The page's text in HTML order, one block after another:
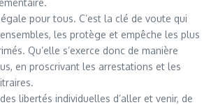
pour tous. C’est la clé de voute qui
les protège et empêche les plus
Qu’elle s’exerce donc de manière
en proscrivant les arrestations et les
libertés individuelles d’aller et venir, de